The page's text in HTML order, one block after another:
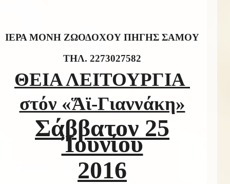
ΙΕΡΑ ΜΟΝΗ ΖΩΟΔΟΧΟΥ ΠΗΓΗΣ ΣΑΜΟΥ
TΗΛ. 2273027582
ΘΕΙΑ ΛΕΙΤΟΥΡΓΙΑ
στόν «Ἅϊ-Γιαννάκη»
Σάββατον 25
Ἰουνίου
2016